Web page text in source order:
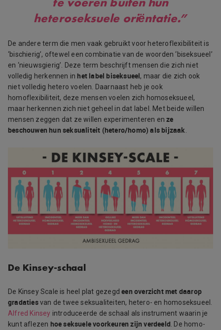
heteroseksuele oriëntatie.”
De andere term die men vaak gebruikt voor heteroflexibiliteit is
‘bischierig’, oftewel een combinatie van de woorden ‘biseksueel’
en ‘nieuwsgierig’. Deze term beschrijft mensen die zich niet
volledig herkennen inhet label biseksueel, maar die zich ook
niet volledig hetero voelen. Daarnaast heb je ook
homoflexibiliteit, deze mensen voelen zich homoseksueel,
maar herkennen zich niet geheel in dat label. Met beide willen
mensen zeggen dat ze willen experimenteren enze
beschouwen hun seksualiteit (hetero/homo) als bijzaak
De Kinsey-schaal
De Kinsey Scale is heel plat gezegdeen overzicht met daarop
gradatiesvan de twee seksualiteiten, hetero- en homoseksueel.
Alfred Kinsey introduceerde de schaal als instrument waarin je
kunt aflezen hoe seksuele voorkeuren zijn verdeeld . De homo-